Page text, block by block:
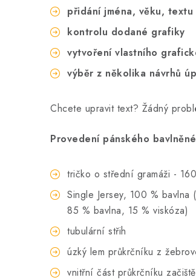
přidání jména, věku, textu
kontrolu dodané grafiky
vytvoření vlastního
výběr z několika návrhů
Chcete upravit text? Žádný
Provedení pánského
tričko o střední gramáži -
Single Jersey, 100 % bavlna
85 % bavlna, 15 % viskóza)
tubulární střih
úzký lem průkrčníku z
vnitřní část průkrčníku